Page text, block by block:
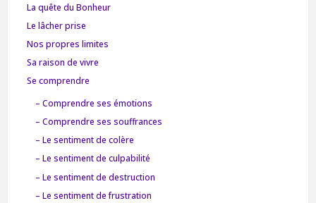
La quête du Bonheur
Le lâcher prise
Nos propres limites
Sa raison de vivre
Se comprendre
– Comprendre ses émotions
– Comprendre ses souffrances
– Le sentiment de colère
– Le sentiment de culpabilité
– Le sentiment de destruction
– Le sentiment de frustration